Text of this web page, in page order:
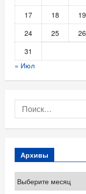
17
18 19
24
25 26
31
« Июл
Найти:
Архивы